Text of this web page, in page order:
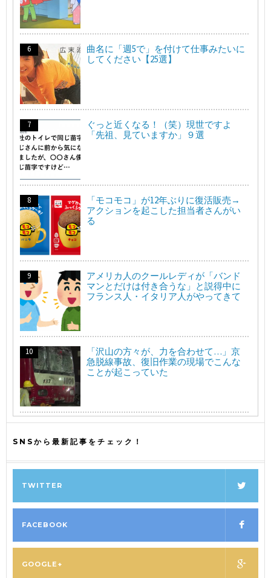
曲名に「週5で」を付けて仕事みたいに
してください【25選】
ぐっと近くなる！（笑）現世ですよ
「先祖、見ていますか」９選
「モコモコ」が12年ぶりに復活販売→
アクションを起こした担当者さんがい
る
アメリカ人のクールレディが「バンド
マンとだけは付き合うな」と説得中に
フランス人・イタリア人がやってきて
「沢山の方々が、力を合わせて…」京
急脱線事故、復旧作業の現場でこんな
ことが起こっていた
SNSから最新記事をチェック！
TWITTER
FACEBOOK
GOOGLE+